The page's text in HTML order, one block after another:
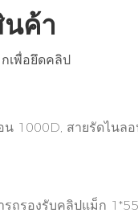
ค้า
เพื่อยึดคลิป
น 1000D, สายรัดไนล
รถรองรับคลิปแม็ก